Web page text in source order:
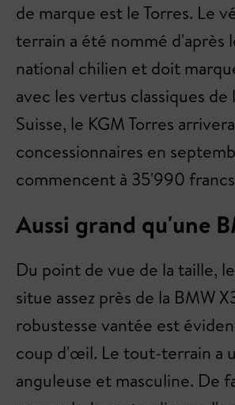
de marque est le Torres. Le
terrain a été nommé d'après
national chilien et doit
avec les vertus classiques de
Suisse, le KGM Torres
concessionnaires en
commencent à 35'990
Aussi grand qu'une
Du point de vue de la taille,
situe assez près de la BMW
robustesse vantée est
coup d'œil. Le tout-terrain a
anguleuse et masculine. De